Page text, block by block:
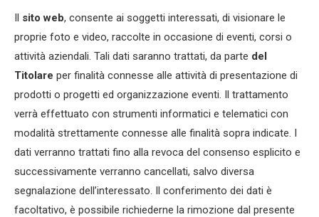
Il sito web, consente ai soggetti interessati, di visionare le
proprie foto e video, raccolte in occasione di eventi, corsi o
attività aziendali. Tali dati saranno trattati, da parte del
Titolare per finalità connesse alle attività di presentazione di
prodotti o progetti ed organizzazione eventi. Il trattamento
verrà effettuato con strumenti informatici e telematici con
modalità strettamente connesse alle finalità sopra indicate. I
dati verranno trattati fino alla revoca del consenso esplicito e
successivamente verranno cancellati, salvo diversa
segnalazione dell’interessato. Il conferimento dei dati è
facoltativo, è possibile richiederne la rimozione dal presente